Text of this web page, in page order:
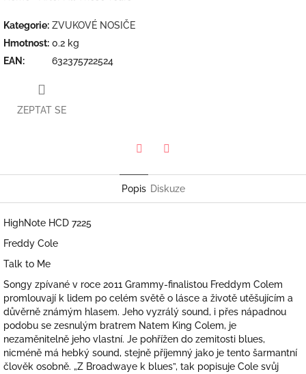
Kategorie: ZVUKOVÉ NOSIČE
Hmotnost: 0.2 kg
EAN : 632375722524
ZEPTAT SE
Popis Diskuze
HighNote HCD 7225
Freddy Cole
Talk to Me
Songy zpívané v roce 2011 Grammy-finalistou Freddym Colem
promlouvají k lidem po celém světě o lásce a životě utěšujícím a
důvěrně známým hlasem. Jeho vyzrálý sound, i přes nápadnou
podobu se zesnulým bratrem Natem King Colem, je
nezaměnitelně jeho vlastní. Je pohřížen do zemitosti blues,
nicméně má hebký sound, stejně příjemný jako je tento šarmantní
člověk osobně. „Z Broadwaye k blues”, tak popisuje Cole svůj